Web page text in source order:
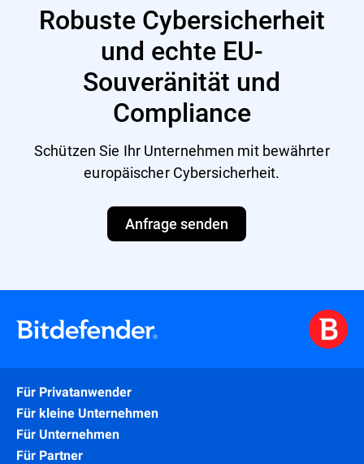
Robuste Cybersicherheit
und echte EU-
Souveränität und
Compliance
Schützen Sie Ihr Unternehmen mit bewährter
europäischer Cybersicherheit.
Anfrage senden
Für Privatanwender
Für kleine Unternehmen
Für Unternehmen
Für Partner